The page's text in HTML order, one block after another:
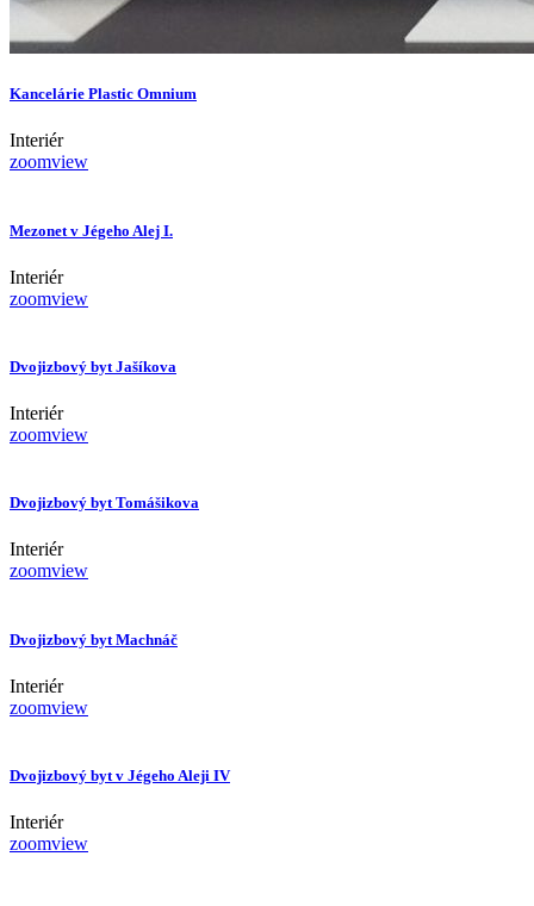
Kancelárie Plastic Omnium
Interiér
zoomview
Mezonet v Jégeho Alej I.
Interiér
zoomview
Dvojizbový byt Jašíkova
Interiér
zoomview
Dvojizbový byt Tomášikova
Interiér
zoomview
Dvojizbový byt Machnáč
Interiér
zoomview
Dvojizbový byt v Jégeho Aleji IV
Interiér
zoomview